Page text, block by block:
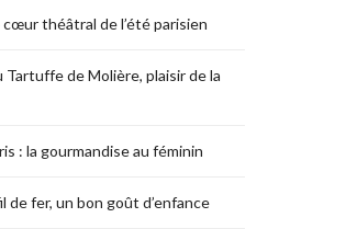
théâtral de l’été parisien
de Molière, plaisir de la
: la gourmandise au féminin
de fer, un bon goût d’enfance